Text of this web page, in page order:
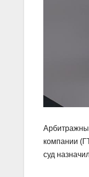
компании
суд